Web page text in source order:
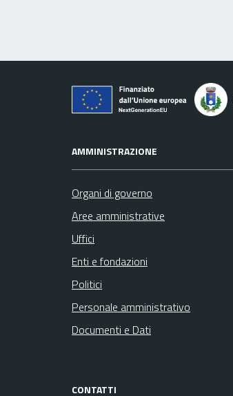
AMMINISTRAZIONE
Organi di governo
Aree amministrative
Uffici
Enti e fondazioni
Politici
Personale amministrativo
Documenti e Dati
CONTATTI